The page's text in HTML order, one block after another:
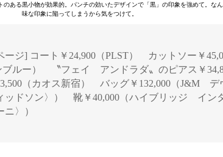
ある黒小物が効果的。パンチの効いたデザインで「黒」の印象を強めて。な
味な印象に陥ってしまうから気をつけて。
ージ] コート￥24,900（PLST） カットソー￥
ブルー） 〝フェイ アンドラダ〟のピアス￥
（カオス新宿） バッグ￥132,000（J&M デ
ドソン〉） 靴￥40,000（ハイブリッジ イン
〉）